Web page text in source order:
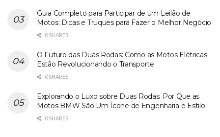
Guia Completo para Participar de um Leilão de
Motos: Dicas e Truques para Fazer o Melhor Negócio
0 SHARES
O Futuro das Duas Rodas: Como as Motos Elétricas
Estão Revolucionando o Transporte
0 SHARES
Explorando o Luxo sobre Duas Rodas: Por Que as
Motos BMW São Um Ícone de Engenharia e Estilo
0 SHARES